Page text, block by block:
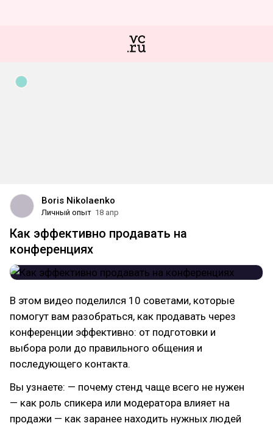
Boris Nikolaenko
Личный опыт 18 апр
Как эффективно продавать на
конференциях
В этом видео поделился 10 советами, которые
помогут вам разобраться, как продавать через
конференции эффективно: от подготовки и
выбора роли до правильного общения и
последующего контакта.
Вы узнаете: — почему стенд чаще всего не нужен
— как роль спикера или модератора влияет на
продажи — как заранее находить нужных людей